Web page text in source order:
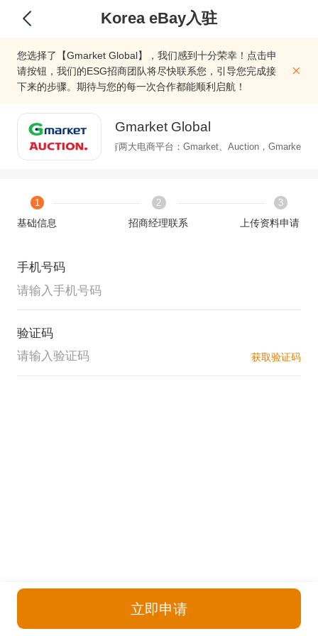
Korea eBay入驻
您选择了【Gmarket Global】，我们感到十分荣幸！点击申
请按钮，我们的ESG招商团队将尽快联系您，引导您完成接
下来的步骤。期待与您的每一次合作都能顺利启航！
Gmarket Global
韩国Gmarket Global旗下有两大电商平台：Gmarket、Auction，Gmarket
1 2 3
基础信息 招商经理联系 上传资料申请
手机号码
验证码
获取验证码
立即申请